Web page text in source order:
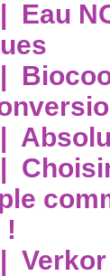
| Eau
|
|
|
!
|